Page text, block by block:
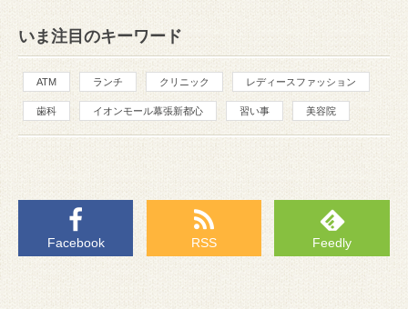
いま注目のキーワード
ATM ランチ クリニック レディースファッション
歯科 イオンモール幕張新都心 習い事 美容院
Facebook RSS Feedly